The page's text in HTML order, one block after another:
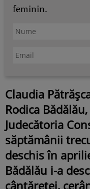
feminin.
Claudia
Rodica
Judecătoria
săptămânii
deschis în
Bădălău i-a
cântăreței,